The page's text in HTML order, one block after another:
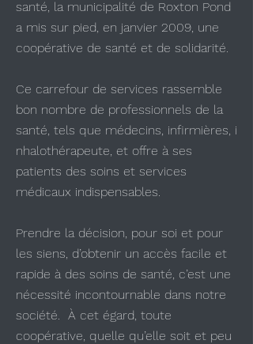
Pond
vous souhaite la
santé, la municipalité de Roxton Pond
a mis sur pied, en janvier 2009, une
coopérative de santé et de solidarité.
Ce carrefour de services rassemble
bon nombre de professionnels de la
santé, tels que médecins, infirmières, i
nhalothérapeute, et offre à ses
patients des soins et services
médicaux indispensables.
Prendre la décision, pour soi et pour
les siens, d’obtenir un accès facile et
rapide à des soins de santé, c’est une
nécessité incontournable dans notre
société. À cet égard, toute
coopérative, quelle qu’elle soit et peu